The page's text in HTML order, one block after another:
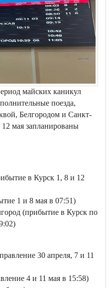
майских каникул
поезда,
Белгородом и Санкт-
мая запланированы
в Курск 1, 8 и 12
1 и 8 мая в 07:51)
(прибытие в Курск по
30 апреля, 7 и 11
4 и 11 мая в 15:58)